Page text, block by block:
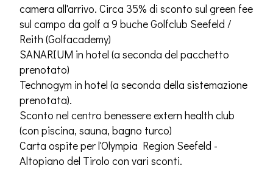
camera all'arrivo. Circa 35% di sconto sul green fee
sul campo da golf a 9 buche Golfclub Seefeld /
Reith (Golfacademy)
SANARIUM in hotel (a seconda del pacchetto
prenotato)
Technogym in hotel (a seconda della sistemazione
prenotata).
Sconto nel centro benessere extern health club
(con piscina, sauna, bagno turco)
Carta ospite per l'Olympia Region Seefeld -
Altopiano del Tirolo con vari sconti.